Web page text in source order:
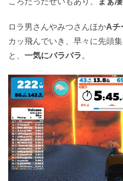
ロラ男さんやみつさんほかAチ
カッ飛んでいき、早々に先頭
と、 一気にバラバラ。